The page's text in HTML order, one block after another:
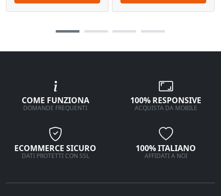
COME FUNZIONA
DOMANDE FREQUENTI
100% RESPONSIVE
ACQUISTA DA MOBILE
ECOMMERCE SICURO
DATI PROTETTI CON SSL
100% ITALIANO
AFFIDATI A NOI